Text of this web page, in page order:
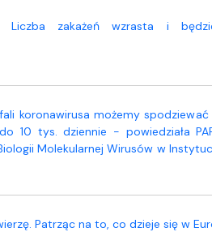
Liczba zakażeń wzrasta i
koronawirusa możemy spodziewać
10 tys. dziennie - powiedziała
Molekularnej Wirusów w
Patrząc na to, co dzieje się w